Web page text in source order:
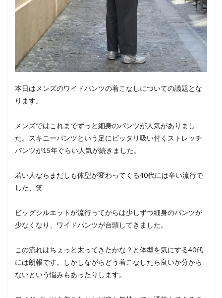
本日はメンズのワイドパンツの着こなしについての議題とな
ります。
メンズではこれまでずっと細身のパンツが人気がありまし
た。スキニーパンツという足にピッタリ吸い付くストレッチ
パンツが15年ぐらい人気が続きました。
若い人ならまだしも体型が変わってくる40代には辛い流行で
した、笑
ビッグシルエットが流行ってからは少しずつ細身のパンツが
少なくなり、ワイドパンツが台頭してきました。
この流れはちょっと太ってきたかな？と体型を気にする40代
には朗報です。しかしながらどう着こなしたら良いか分から
ないという悩みもあったりします。